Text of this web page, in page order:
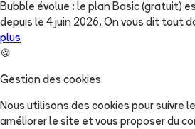
Bubble évolue : le plan Basic (gratuit)
depuis le 4 juin 2026. On vous dit tout
plus
🍪
Gestion des cookies
Nous utilisons des cookies pour suivre
améliorer le site et vous proposer du